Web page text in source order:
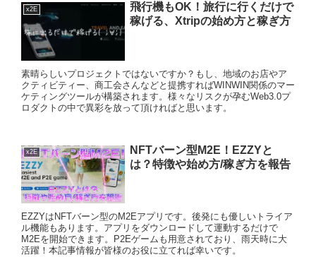
x2E
飛行機もOK！旅行に行くだけで
稼げる、Xtripの始め方と稼ぎ方
素晴らしいプロジェクトではないですか？もし、地域のお店やア
クティビティー、商工会さんなどと提携すればWINWIN関係のマー
ケティングツールが構築されます。様々なリスクが孕むWeb3.0プ
ロダクトの中で異彩を放って頂ければと思います。
x2E
NFTバーン型M2E！EZZYと
は？特徴や始め方/稼ぎ方を報告
EZZYはNFTバーン型のM2Eアプリです。後発にも優しいトライア
ル機能もあります。アプリをダウンロードして運動するだけで
M2Eを開始できます。P2Eゲームも用意されており、雨天時に大
活躍！本記事情報が皆様のお役に立てれば幸いです。